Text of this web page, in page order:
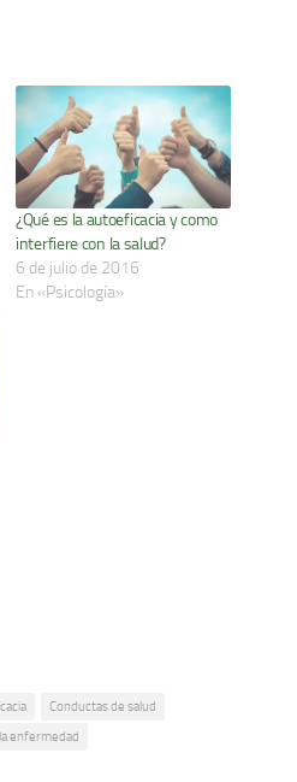
¿Qué es la autoeficacia y como
interfiere con la salud?
6 de julio de 2016
En «Psicología»
Conductas de salud
enfermedad